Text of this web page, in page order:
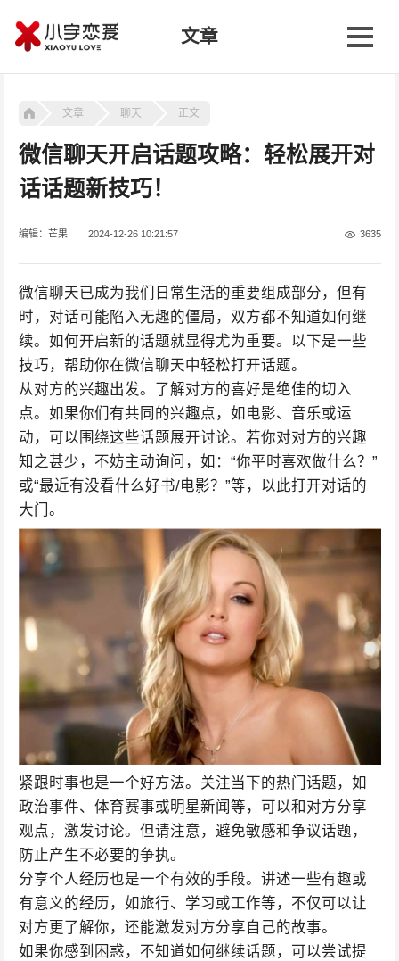
文章
文章 聊天 正文
微信聊天开启话题攻略：轻松展开对
话话题新技巧！
编辑：芒果 2024-12-26 10:21:57 3635
微信聊天已成为我们日常生活的重要组成部分，但有
时，对话可能陷入无趣的僵局，双方都不知道如何继
续。如何开启新的话题就显得尤为重要。以下是一些
技巧，帮助你在微信聊天中轻松打开话题。
从对方的兴趣出发。了解对方的喜好是绝佳的切入
点。如果你们有共同的兴趣点，如电影、音乐或运
动，可以围绕这些话题展开讨论。若你对对方的兴趣
知之甚少，不妨主动询问，如：“你平时喜欢做什么？”
或“最近有没看什么好书/电影？”等，以此打开对话的
大门。
紧跟时事也是一个好方法。关注当下的热门话题，如
政治事件、体育赛事或明星新闻等，可以和对方分享
观点，激发讨论。但请注意，避免敏感和争议话题，
防止产生不必要的争执。
分享个人经历也是一个有效的手段。讲述一些有趣或
有意义的经历，如旅行、学习或工作等，不仅可以让
对方更了解你，还能激发对方分享自己的故事。
如果你感到困惑，不知道如何继续话题，可以尝试提